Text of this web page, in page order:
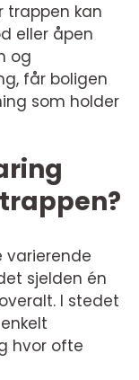
trappen kan
eller åpen
og
får boligen
som holder
varierende
sjelden én
I stedet
hvor ofte